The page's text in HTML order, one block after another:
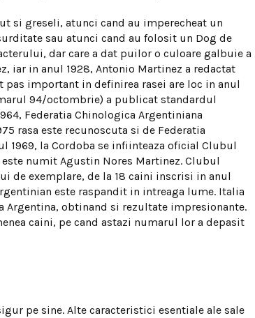
si greseli, atunci cand au imperecheat un
sau atunci cand au folosit un Dog de
dar care a dat puilor o culoare galbuie a
iar in anul 1928, Antonio Martinez a redactat
important in definirea rasei are loc in anul
94/octombrie) a publicat standardul
Federatia Chinologica Argentiniana
rasa este recunoscuta si de Federatia
1969, la Cordoba se infiinteaza oficial Clubul
numit Agustin Nores Martinez. Clubul
de exemplare, de la 18 caini inscrisi in anul
este raspandit in intreaga lume. Italia
Argentina, obtinand si rezultate impresionante.
caini, pe cand astazi numarul lor a depasit
pe sine. Alte caracteristici esentiale ale sale